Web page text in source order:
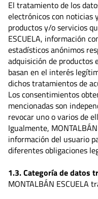
El tratamiento de los
electrónicos con noticias
productos y/o servicios
ESCUELA, información
estadísticos anónimos
adquisición de productos
basan en el interés
dichos tratamientos de
Los consentimientos
mencionadas son
revocar uno o varios de
Igualmente,
información del usuario
diferentes obligaciones
1.3. Categoría de datos
MONTALBÁN ESCUELA